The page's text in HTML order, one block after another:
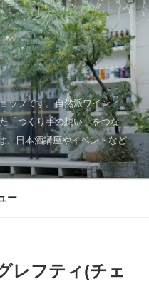
ップです。自然派ワイン・
「つくり手の想い」をつな
、日本酒講座やイベントなど
ー
レフティ(チェ